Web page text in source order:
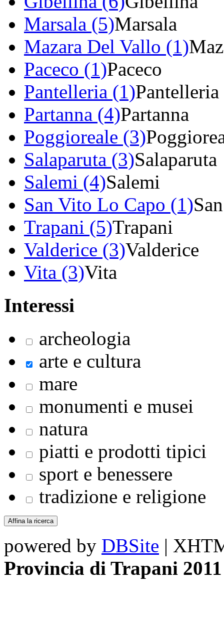
Marsala (5)Marsala
Mazara Del Vallo (1)
Paceco (1)Paceco
Pantelleria (1)Pantelleria
Partanna (4)Partanna
Poggioreale (3)
Salaparuta (3)Salaparuta
Salemi (4)Salemi
San Vito Lo Capo (1)
Trapani (5)Trapani
Valderice (3)Valderice
Vita (3)Vita
Interessi
archeologia
arte e cultura
mare
monumenti e musei
natura
piatti e prodotti tipici
sport e benessere
tradizione e religione
powered by DBSite |
Provincia di Trapani 2011